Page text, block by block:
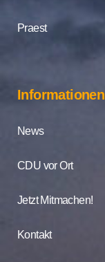
Praest
Informationen
News
CDU vor Ort
Jetzt Mitmachen!
Kontakt